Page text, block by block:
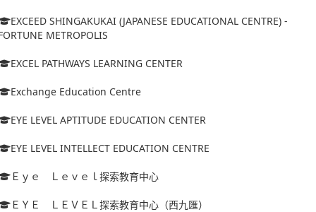
EXCEED SHINGAKUKAI (JAPANESE EDUCATIONAL CENTRE) -
METROPOLIS
EXCEL PATHWAYS LEARNING CENTER
Exchange Education Centre
EYE LEVEL APTITUDE EDUCATION CENTER
EYE LEVEL INTELLECT EDUCATION CENTRE
Ｅｙｅ Ｌｅｖｅｌ探索教育中心
ＥＹＥ ＬＥＶＥＬ探索教育中心（西九匯）